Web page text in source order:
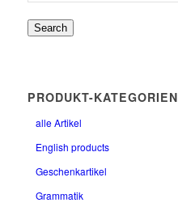
Search
PRODUKT-KATEGORIEN
alle Artikel
English products
Geschenkartikel
Grammatik